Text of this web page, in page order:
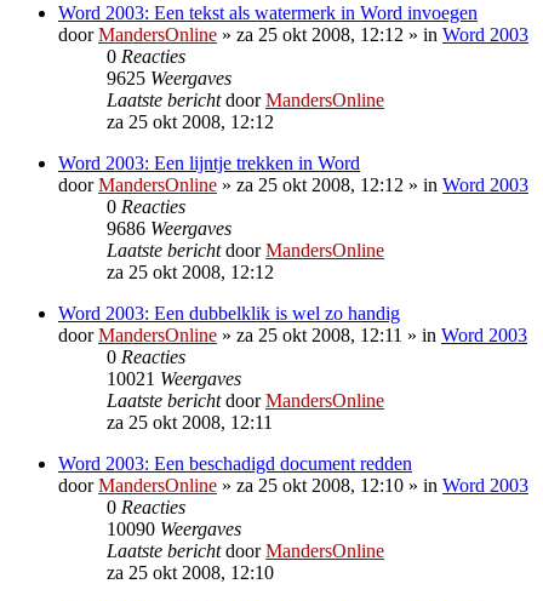
Word 2003: Een tekst als watermerk in Word invoegen
doorMandersOnline » za 25 okt 2008, 12:12 » in Word 2003
0 Reacties
9625 Weergaves
Laatste berichtdoorMandersOnline
za 25 okt 2008, 12:12
Word 2003: Een lijntje trekken in Word
doorMandersOnline » za 25 okt 2008, 12:12 » in Word 2003
0 Reacties
9686 Weergaves
Laatste berichtdoorMandersOnline
za 25 okt 2008, 12:12
Word 2003: Een dubbelklik is wel zo handig
doorMandersOnline » za 25 okt 2008, 12:11 » in Word 2003
0 Reacties
10021 Weergaves
Laatste berichtdoorMandersOnline
za 25 okt 2008, 12:11
Word 2003: Een beschadigd document redden
doorMandersOnline » za 25 okt 2008, 12:10 » in Word 2003
0 Reacties
10090 Weergaves
Laatste berichtdoorMandersOnline
za 25 okt 2008, 12:10